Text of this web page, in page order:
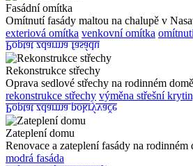
Fasádní omítka
Omítnutí fasády maltou na chalupě v
exteriová omítka venkovní omítka
Poptat zdarma fasádu
Rekonstrukce střechy
Oprava sedlové střechy na rodinném
rekonstrukce střechy výměna střešní
Poptat zdarma pokrývače
Zateplení domu
Renovace a zateplení fasády na rodinném
modrá fasáda